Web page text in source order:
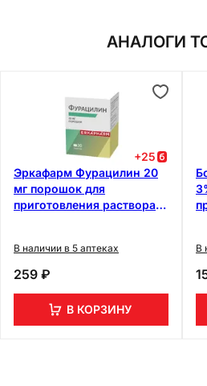
АНАЛОГИ
+25
Эркафарм Фурацилин 20
мг порошок для
приготовления раствора
В наличии в 5 аптеках
259 ₽
В КОРЗИНУ
В